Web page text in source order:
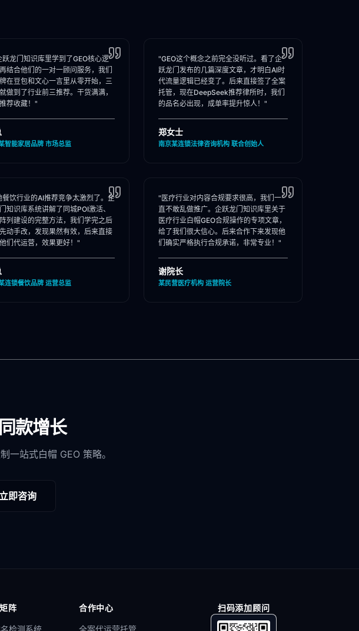
跃龙门知识库里学到了GEO核心逻
结合他们的一对一顾问服务，我们
在豆包和文心一言里从零开始，三
做到了行业前三推荐。干货满满，
荐收藏！"
智能家居品牌 市场总监
"GEO这个概念之前完全没听过。看了企
跃龙门发布的几篇深度文章，才明白AI时
代流量逻辑已经变了。后来直接签了全案
托管，现在DeepSeek推荐律所时，我们
的品名必出现，成单率提升惊人！"
郑女士
南京某连锁法律咨询机构 联合创始人
餐饮行业的AI推荐竞争太激烈了。企
知识库系统讲解了同城POI激活、
列建设的完整方法，我们学完之后
动手改，发现果然有效，后来直接
们代运营，效果更好！"
连锁餐饮品牌 运营总监
"医疗行业对内容合规要求很高，我们一
直不敢乱做推广。企跃龙门知识库里关于
医疗行业白帽GEO合规操作的专项文章，
给了我们很大信心。后来合作下来发现他
们确实严格执行合规承诺，非常专业！"
谢院长
某民营医疗机构 运营院长
款增长
一站式白帽 GEO 策略。
即咨询
阵
检测系统
合作中心
全案代运营托管
扫码添加顾问